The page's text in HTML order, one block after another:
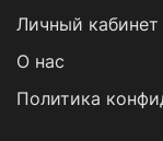
Личный кабинет
О нас
Политика